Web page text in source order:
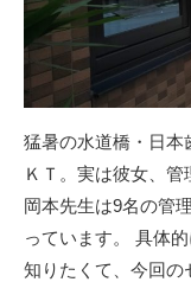
猛暑の水道橋・日本
ＫＴ。実は彼女、管
岡本先生は9名の管
っています。 具体
知りたくて、今回の